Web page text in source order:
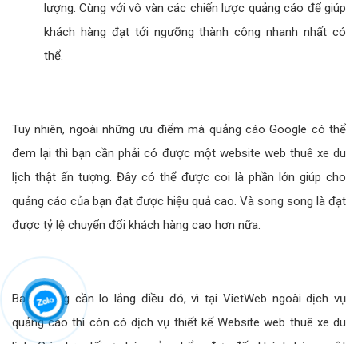
lượng. Cùng với vô vàn các chiến lược quảng cáo để giúp
khách hàng đạt tới ngưỡng thành công nhanh nhất có
thể.
Tuy nhiên, ngoài những ưu điểm mà quảng cáo Google có thể
đem lại thì bạn cần phải có được một website web thuê xe du
lịch thật ấn tượng. Đây có thể được coi là phần lớn giúp cho
quảng cáo của bạn đạt được hiệu quả cao. Và song song là đạt
được tỷ lệ chuyển đổi khách hàng cao hơn nữa.
Bạn không cần lo lắng điều đó, vì tại VietWeb ngoài dịch vụ
quảng cáo thì còn có dịch vụ thiết kế Website web thuê xe du